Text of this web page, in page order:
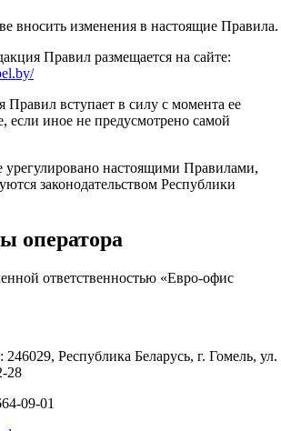
вносить изменения в настоящие Правила.
Правил размещается на сайте:
Правил вступает в силу с момента ее
если иное не предусмотрено самой
урегулировано настоящими Правилами,
законодательством Республики
оператора
ответственностью «Евро-офис
Республика Беларусь, г. Гомель, ул.
28
09-01